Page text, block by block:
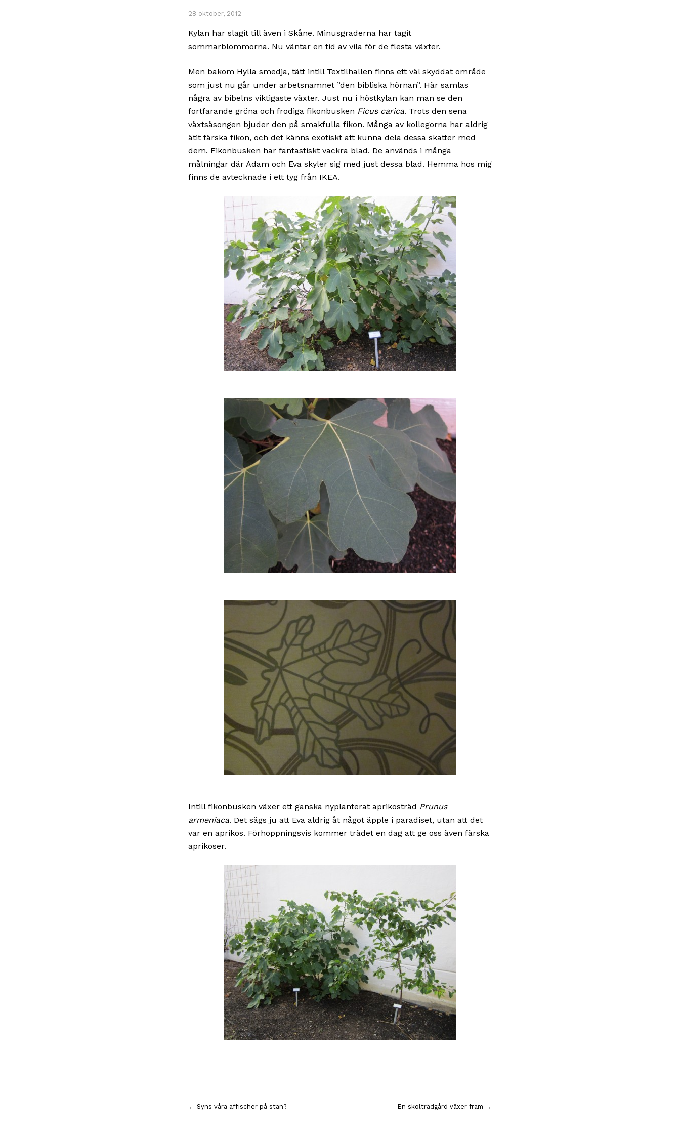
28 oktober, 2012
Kylan har slagit till även i Skåne. Minusgraderna har tagit
sommarblommorna. Nu väntar en tid av vila för de flesta växter.
Men bakom Hylla smedja, tätt intill Textilhallen finns ett väl skyddat område
som just nu går under arbetsnamnet ”den bibliska hörnan”. Här samlas
några av bibelns viktigaste växter. Just nu i höstkylan kan man se den
fortfarande gröna och frodiga fikonbusken Ficus carica. Trots den sena
växtsäsongen bjuder den på smakfulla fikon. Många av kollegorna har aldrig
ätit färska fikon, och det känns exotiskt att kunna dela dessa skatter med
dem. Fikonbusken har fantastiskt vackra blad. De används i många
målningar där Adam och Eva skyler sig med just dessa blad. Hemma hos mig
finns de avtecknade i ett tyg från IKEA.
Intill fikonbusken växer ett ganska nyplanterat aprikosträd Prunus
armeniaca. Det sägs ju att Eva aldrig åt något äpple i paradiset, utan att det
var en aprikos. Förhoppningsvis kommer trädet en dag att ge oss även färska
aprikoser.
← Syns våra affischer på stan? En skolträdgård växer fram →